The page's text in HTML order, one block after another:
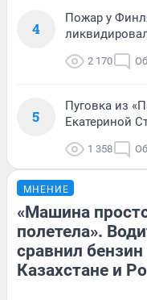
4
Пожар у
2 170
5
Пуговка из
Екатериной
1 358
МНЕНИЕ
«Машина
полетела».
сравнил бензин
Казахстане и